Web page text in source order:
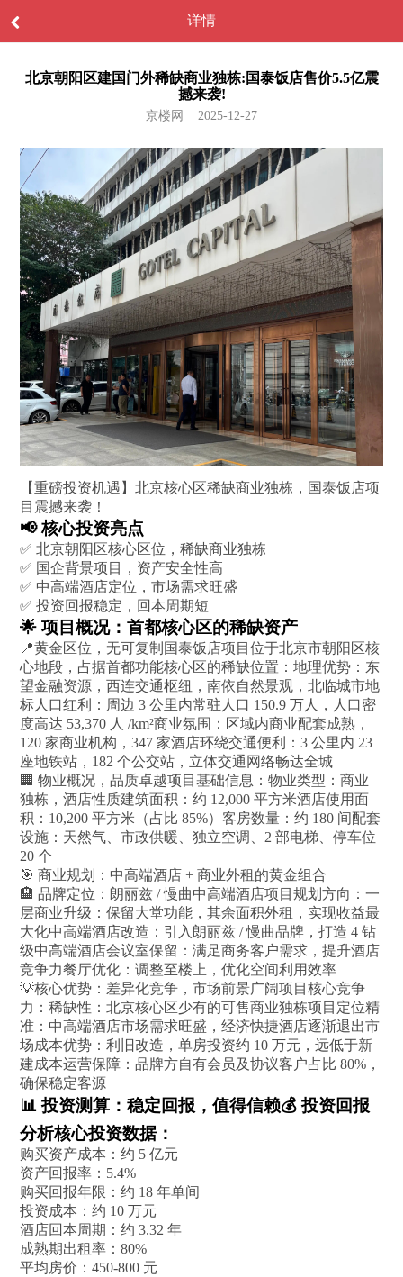
详情
北京朝阳区建国门外稀缺商业独栋:国泰饭店售价5.5亿震
撼来袭!
京楼网 2025-12-27
【重磅投资机遇】北京核心区稀缺商业独栋，国泰饭店项
目震撼来袭！
📢 核心投资亮点
✅ 北京朝阳区核心区位，稀缺商业独栋
✅ 国企背景项目，资产安全性高
✅ 中高端酒店定位，市场需求旺盛
✅ 投资回报稳定，回本周期短
🌟 项目概况：首都核心区的稀缺资产
📍黄金区位，无可复制国泰饭店项目位于北京市朝阳区核
心地段，占据首都功能核心区的稀缺位置：地理优势：东
望金融资源，西连交通枢纽，南依自然景观，北临城市地
标人口红利：周边 3 公里内常驻人口 150.9 万人，人口密
度高达 53,370 人 /km²商业氛围：区域内商业配套成熟，
120 家商业机构，347 家酒店环绕交通便利：3 公里内 23
座地铁站，182 个公交站，立体交通网络畅达全城
🏢 物业概况，品质卓越项目基础信息：物业类型：商业
独栋，酒店性质建筑面积：约 12,000 平方米酒店使用面
积：10,200 平方米（占比 85%）客房数量：约 180 间配套
设施：天然气、市政供暖、独立空调、2 部电梯、停车位
20 个
🎯 商业规划：中高端酒店 + 商业外租的黄金组合
🏨 品牌定位：朗丽兹 / 慢曲中高端酒店项目规划方向：一
层商业升级：保留大堂功能，其余面积外租，实现收益最
大化中高端酒店改造：引入朗丽兹 / 慢曲品牌，打造 4 钻
级中高端酒店会议室保留：满足商务客户需求，提升酒店
竞争力餐厅优化：调整至楼上，优化空间利用效率
💡核心优势：差异化竞争，市场前景广阔项目核心竞争
力：稀缺性：北京核心区少有的可售商业独栋项目定位精
准：中高端酒店市场需求旺盛，经济快捷酒店逐渐退出市
场成本优势：利旧改造，单房投资约 10 万元，远低于新
建成本运营保障：品牌方自有会员及协议客户占比 80%，
确保稳定客源
📊 投资测算：稳定回报，值得信赖💰 投资回报
分析核心投资数据：
购买资产成本：约 5 亿元
资产回报率：5.4%
购买回报年限：约 18 年单间
投资成本：约 10 万元
酒店回本周期：约 3.32 年
成熟期出租率：80%
平均房价：450-800 元